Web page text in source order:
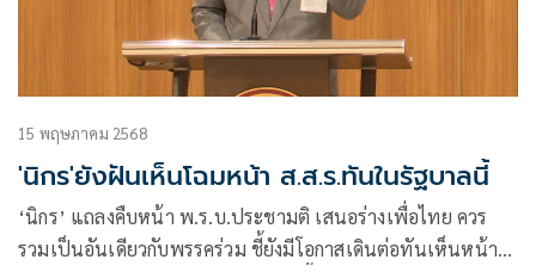
15 พฤษภาคม 2568
'นิกร'ยังฝันเห็นโฉมหน้า ส.ส.ร.ทันในรัฐบาลนี้
‘นิกร’ แถลงคืบหน้า พ.ร.บ.ประชามติ เสนอร่างเพื่อไทย ควร
รวมเป็นอันเดียวกับพรรคร่วม ชี้ยังมีโอกาสเดินต่อทันเห็นหน้า